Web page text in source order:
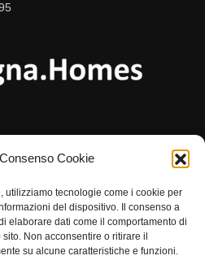
Cookie
utilizziamo tecnologie come i cookie per
del dispositivo. Il consenso a
elaborare dati come il comportamento di
Non acconsentire o ritirare il
su alcune caratteristiche e funzioni.